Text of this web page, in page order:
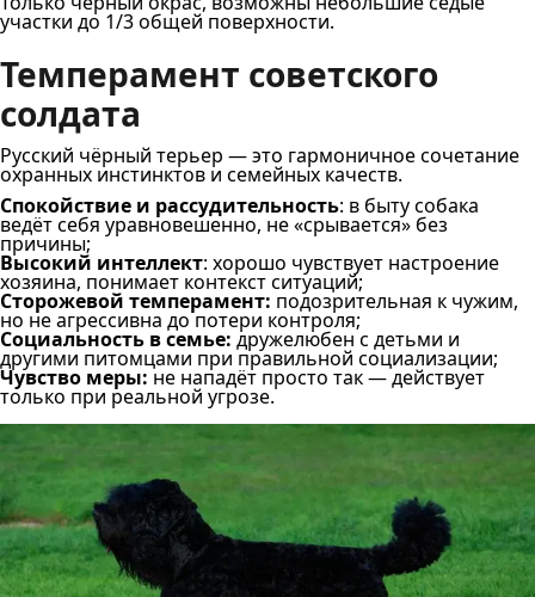
участки до 1/3 общей поверхности.
Темперамент советского
солдата
Русский чёрный терьер — это гармоничное сочетание
охранных инстинктов и семейных качеств.
Спокойствие и рассудительность: в быту собака
ведёт себя уравновешенно, не «срывается» без
причины;
Высокий интеллект: хорошо чувствует настроение
хозяина, понимает контекст ситуаций;
Сторожевой темперамент: подозрительная к чужим,
но не агрессивна до потери контроля;
Социальность в семье: дружелюбен с детьми и
другими питомцами при правильной социализации;
Чувство меры: не нападёт просто так — действует
только при реальной угрозе.